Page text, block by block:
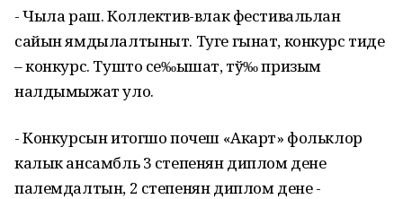
- Чыла раш. Коллектив-влак фестивальлан
сайын ямдылалтыныт. Туге гынат, конкурс тиде
– конкурс. Тушто се‰ышат, тў‰ призым
налдымыжат уло.
- Конкурсын итогшо почеш «Акарт» фольклор
калык ансамбль 3 степенян диплом дене
палемдалтын, 2 степенян диплом дене -